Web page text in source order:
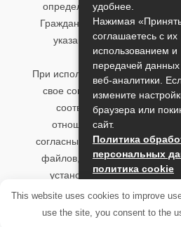
определяемой положениями
Гражданского кодекса
указанные условия могут
предварительного
При использовании данного
свое согласие на
соответствии с
отношении данного типа
согласны с тем, чтобы мы
файлов, то вы должны
установить настройки
использовать
удобнее.
Нажимая
соглашаетесь с их
использованием и
передачей данных
веб-аналитики.
измените
браузера или
сайт.
Политика
персональных
политика cookie
Принять
This website uses cookies to improve
use the site, you consent to the